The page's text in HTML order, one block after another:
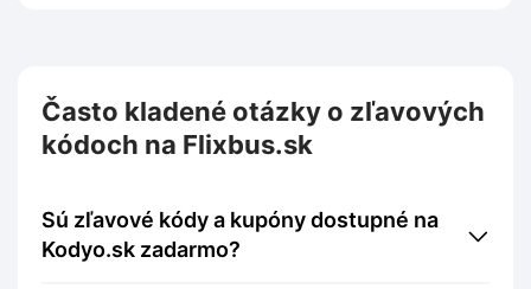
Často kladené otázky o zľavových
kódoch na Flixbus.sk
Sú zľavové kódy a kupóny dostupné na
Kodyo.sk zadarmo?